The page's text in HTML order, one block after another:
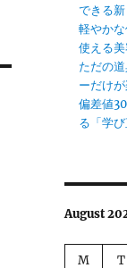
できる
軽やか
使える
ただの
ーだけ
偏差値
る「学
August
M T